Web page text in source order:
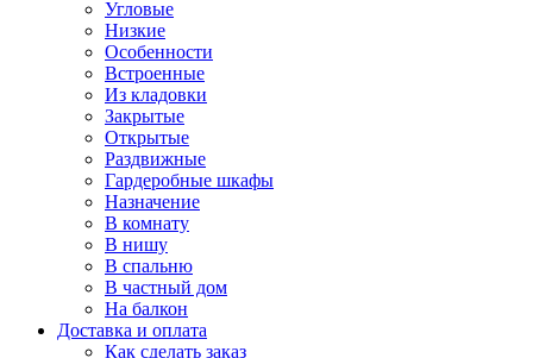
Угловые
Низкие
Особенности
Встроенные
Из кладовки
Закрытые
Открытые
Раздвижные
Гардеробные шкафы
Назначение
В комнату
В нишу
В спальню
В частный дом
На балкон
Доставка и оплата
Как сделать заказ